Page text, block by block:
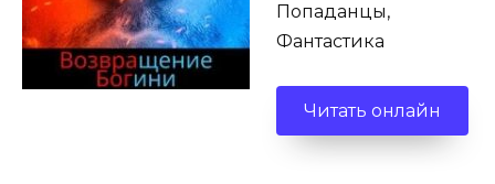
Попаданцы,
Фантастика
Читать онлайн